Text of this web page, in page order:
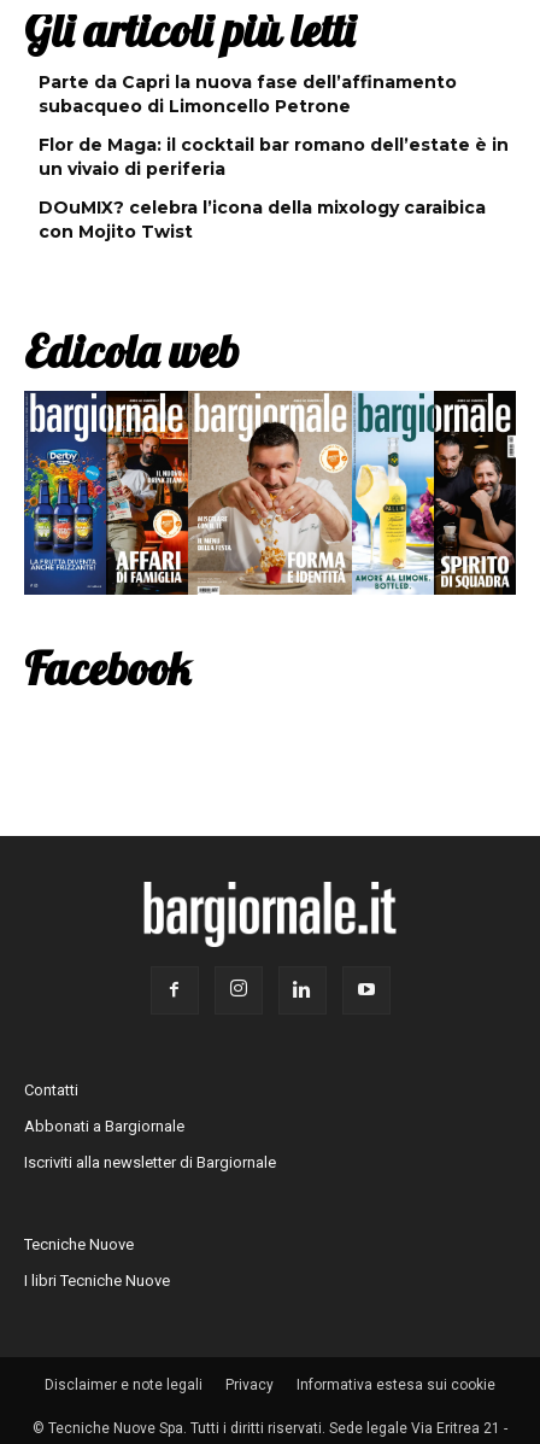
Gli articoli più letti
Parte da Capri la nuova fase dell’affinamento
subacqueo di Limoncello Petrone
Flor de Maga: il cocktail bar romano dell’estate è in
un vivaio di periferia
DOuMIX? celebra l’icona della mixology caraibica
con Mojito Twist
Edicola web
Facebook
Contatti
Abbonati a Bargiornale
Iscriviti alla newsletter di Bargiornale
Tecniche Nuove
I libri Tecniche Nuove
Disclaimer e note legali Privacy Informativa estesa sui cookie
© Tecniche Nuove Spa. Tutti i diritti riservati. Sede legale Via Eritrea 21 -